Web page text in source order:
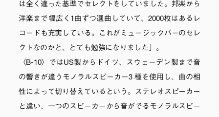
は全く違った基準でセレクトをしていました。邦楽から
洋楽まで幅広く1曲ずつ選曲していて、2000枚はあるレ
コードも充実している。これがミュージックバーのセレ
クトなのかと、とても勉強になりました」。
〈B-10〉ではUS製からドイツ、スウェーデン製まで音
の響きが違うモノラルスピーカー3 種を使用し、曲の相
性によって切り替えているという。ステレオスピーカー
と違い、一つのスピーカーから音がでるモノラルスピー